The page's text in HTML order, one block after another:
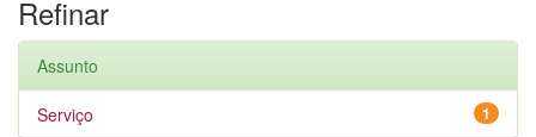
Refinar
Assunto
1
Serviço